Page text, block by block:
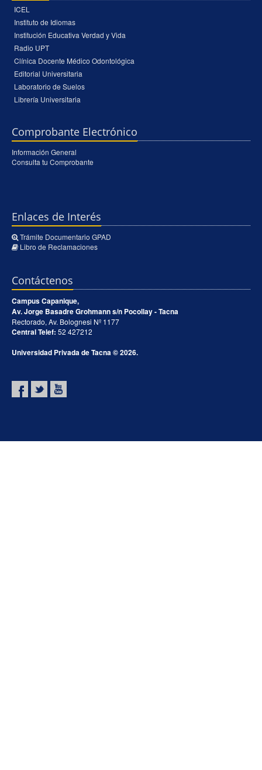
ICEL
Instituto de Idiomas
Institución Educativa Verdad y Vida
Radio UPT
Clínica Docente Médico Odontológica
Editorial Universitaria
Laboratorio de Suelos
Librería Universitaria
Comprobante Electrónico
Información General
Consulta tu Comprobante
Enlaces de Interés
Trámite Documentario GPAD
Libro de Reclamaciones
Contáctenos
Campus Capanique,
Av. Jorge Basadre Grohmann s/n Pocollay - Tacna
Rectorado, Av. Bolognesi Nº 1177
Central Telef: 52 427212
Universidad Privada de Tacna © 2026.